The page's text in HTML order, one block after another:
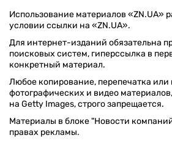
Использование материалов «ZN.UA»
условии ссылки на «ZN.UA».
Для интернет-изданий обязательна
поисковых систем, гиперссылка в
конкретный материал.
Любое копирование, перепечатка или
фотографических и видео
на Getty Images, строго запрещается.
Материалы в блоке "Новости
правах рекламы.